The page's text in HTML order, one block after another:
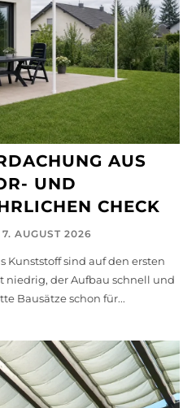
AUS
UND
CHECK
7. AUGUST 2026
Kunststoff sind auf den ersten
niedrig, der Aufbau schnell und
Bausätze schon für...